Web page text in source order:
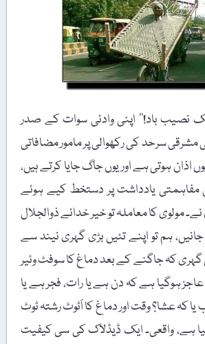
نصیب باد!‘‘ اپنی وادئی سوات کے صدر
سرحد کی رکھوالی پر مامور مضافاتی
اذان ہوتی ہے اور یوں جاگ جایا کرتے ہیں،
مفاہمتی یادداشت پر دستخط کیے ہوئے
مولوی کا معاملہ تو خیر خدائے ذوالجلال
جانیں، ہم تو اپنے تئیں بڑی گہری نیند سے
گہری کہ جاگنے کے بعد دماغ کا سوفٹ وئیر
ہوگیا ہے کہ دن ہے یا رات، فجر ہے یا
کہ عشا؟ وقت اور دماغ کا اَٹوٹ رشتہ ٹوٹ
ہے، واقعی۔ ایک ڈیڈلاک کی سی کیفیت